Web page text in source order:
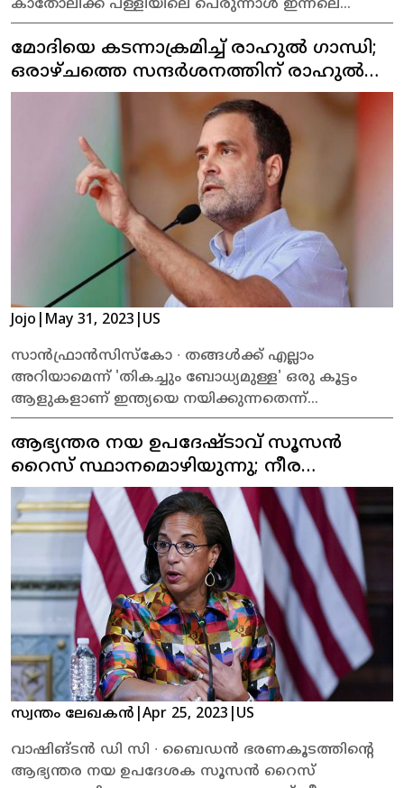
കാതോലിക്ക പള്ളിയിലെ പെരുന്നാൾ ഇന്നലെ
കൊടിയേറി. ഞായാറാഴ്ച രാവിലെ തിരുനാൾ
പാട്ടുകുർബാന പിന്നീട് സ്നേഹ വിരുന്നു മറ്റു
തിരുകർമ്മങ്ങൾ ഉണ്ടായിരിക്കുന്നതാണ്.
മോദിയെ കടന്നാക്രമിച്ച് രാഹുൽ ഗാന്ധി;
ഒരാഴ്ചത്തെ സന്ദർശനത്തിന് രാഹുൽ
യുഎസില്‍ എത്തി
Jojo May 31, 2023 US
സാന്‍ഫ്രാന്‍സിസ്‌കോ ∙ തങ്ങൾക്ക് എല്ലാം
അറിയാമെന്ന് 'തികച്ചും ബോധ്യമുള്ള' ഒരു കൂട്ടം
ആളുകളാണ് ഇന്ത്യയെ നയിക്കുന്നതെന്ന്
കോൺഗ്രസ് നേതാവ് രാഹുൽ ഗാന്ധി.
സാൻഫ്രാൻസിസ്‌കോയിൽ ഇന്ത്യൻ സമൂഹത്തെ
അഭിസമ്പോധന ചെയ്തു സംസാരിക്കുകയായിരുന്നു
അദ്ദേഹം.
ആഭ്യന്തര നയ ഉപദേഷ്ടാവ് സൂസൻ
റൈസ് സ്ഥാനമൊഴിയുന്നു; നീര
ടാൻഡനു സാധ്യത
സ്വന്തം ലേഖകൻ Apr 25, 2023 US
വാഷിങ്ടൻ ഡി സി ∙ ബൈഡൻ ഭരണകൂടത്തിന്റെ
ആഭ്യന്തര നയ ഉപദേശക സൂസൻ റൈസ്